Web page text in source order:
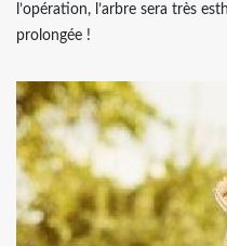
l’opération, l’arbre sera très
prolongée !